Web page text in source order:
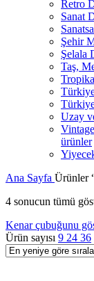
Retro
Sanat
Şehir
Şelala
Taş,
Uzay
ürünler
Ana Sayfa Ürünler
4 sonucun tümü
Kenar çubuğunu
Ürün sayısı 9 24 36